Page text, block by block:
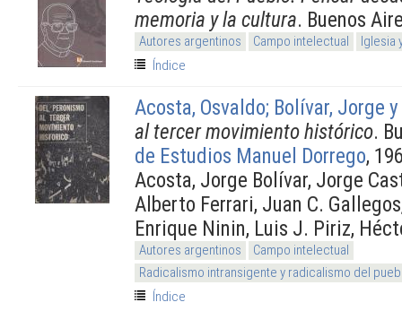
memoria y la cultura. Buenos
Autores argentinos Campo intelectual
Iglesia
Índice
Acosta, Osvaldo; Bolívar, Jorge
al tercer movimiento histórico.
de Estudios Manuel Dorrego,
Acosta, Jorge Bolívar, Jorge
Alberto Ferrari, Juan C.
Enrique Ninin, Luis J. Piriz,
Autores argentinos
Campo intelectual
Radicalismo intransigente y radicalismo del
Índice